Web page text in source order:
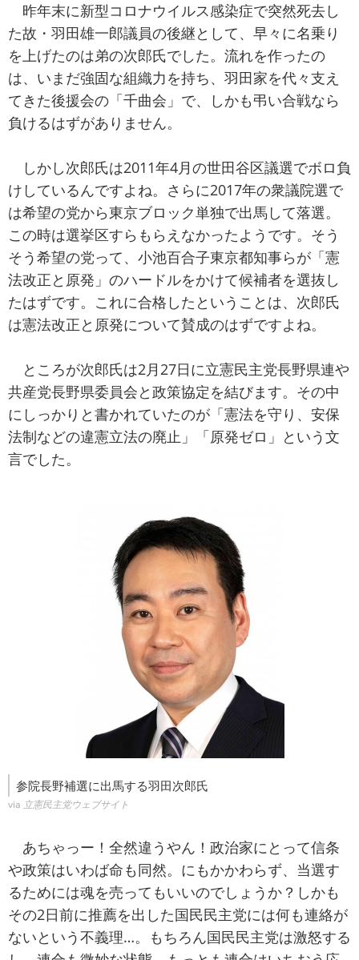
昨年末に新型コロナウイルス感染症で突然死去し
た故・羽田雄一郎議員の後継として、早々に名乗り
を上げたのは弟の次郎氏でした。流れを作ったの
は、いまだ強固な組織力を持ち、羽田家を代々支え
てきた後援会の「千曲会」で、しかも弔い合戦なら
負けるはずがありません。
しかし次郎氏は2011年4月の世田谷区議選でボロ負
けしているんですよね。さらに2017年の衆議院選で
は希望の党から東京ブロック単独で出馬して落選。
この時は選挙区すらもらえなかったようです。そう
そう希望の党って、小池百合子東京都知事らが「憲
法改正と原発」のハードルをかけて候補者を選抜し
たはずです。これに合格したということは、次郎氏
は憲法改正と原発について賛成のはずですよね。
ところが次郎氏は2月27日に立憲民主党長野県連や
共産党長野県委員会と政策協定を結びます。その中
にしっかりと書かれていたのが「憲法を守り、安保
法制などの違憲立法の廃止」「原発ゼロ」という文
言でした。
参院長野補選に出馬する羽田次郎氏
via 立憲民主党ウェブサイト
あちゃっー！全然違うやん！政治家にとって信条
や政策はいわば命も同然。にもかかわらず、当選す
るためには魂を売ってもいいのでしょうか？しかも
その2日前に推薦を出した国民民主党には何も連絡が
ないという不義理…。もちろん国民民主党は激怒する